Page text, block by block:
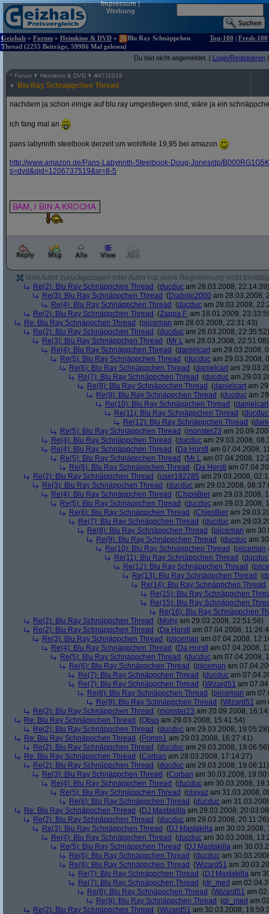
Impressum|
Werbung
Geizhals » Forum » Heimkino & DVD »
Blu Ray Schnäppchen
Thread (2255 Beiträge, 59986 Mal gelesen)
Top-100 | Fresh-100
Du bist nicht angemeldet. [ Login/Registrieren ]
^ Forum Heimkino & DVD #4711019
Blu Ray Schnäppchen Thread
nachdem ja schon einige auf blu ray umgestiegen sind, wäre ja ein
ich fang mal an
pans labyrinth steelbook derzeit um wohlfeile 19,95 bei amazon
http://www.amazon.de/Pans-Labyrinth-Steelbook-Doug-Jones/dp/
s=dvd&qid=1206737519&sr=8-5
Vom Autor zurückgezogen oder Autor hat seine Registrierung nicht
Re(2): Blu Ray Schnäppchen Thread (ducduc am 28.03.2008, 22:14:39)
Re(3): Blu Ray Schnäppchen Thread (Diabolo2000 am 28.03.2008,
Re(4): Blu Ray Schnäppchen Thread (ducduc am 28.03.2008,
Re(2): Blu Ray Schnäppchen Thread (Zappa F. am 18.01.2009,
Re: Blu Ray Schnäppchen Thread (piiceman am 28.03.2008, 22:31:43)
Re(2): Blu Ray Schnäppchen Thread (ducduc am 28.03.2008, 22:35:52)
Re(3): Blu Ray Schnäppchen Thread (Mr L am 28.03.2008, 22:51:08)
Re(4): Blu Ray Schnäppchen Thread (danielcart am 29.03.2008,
Re(5): Blu Ray Schnäppchen Thread (ducduc am 29.03.2008,
Re(6): Blu Ray Schnäppchen Thread (danielcart am
Re(7): Blu Ray Schnäppchen Thread (ducduc am
Re(8): Blu Ray Schnäppchen Thread (danielcart am
Re(9): Blu Ray Schnäppchen Thread (ducduc am
Re(10): Blu Ray Schnäppchen Thread (danielcart
Re(11): Blu Ray Schnäppchen Thread (ducduc
Re(12): Blu Ray Schnäppchen Thread (
Re(5): Blu Ray Schnäppchen Thread (monster23 am
Re(4): Blu Ray Schnäppchen Thread (ducduc am 29.03.2008,
Re(4): Blu Ray Schnäppchen Thread (Da Horstl am 07.04.2008,
Re(5): Blu Ray Schnäppchen Thread (Mr L am 07.04.2008,
Re(6): Blu Ray Schnäppchen Thread (Da Horstl am
Re(2): Blu Ray Schnäppchen Thread (user182285 am 29.03.2008,
Re(3): Blu Ray Schnäppchen Thread (ducduc am 29.03.2008,
Re(4): Blu Ray Schnäppchen Thread (ChipsBier am 29.03.2008,
Re(5): Blu Ray Schnäppchen Thread (ducduc am 29.03.2008,
Re(6): Blu Ray Schnäppchen Thread (ChipsBier am
Re(7): Blu Ray Schnäppchen Thread (ducduc am
Re(8): Blu Ray Schnäppchen Thread (piiceman am
Re(9): Blu Ray Schnäppchen Thread (ducduc am
Re(10): Blu Ray Schnäppchen Thread (piiceman
Re(11): Blu Ray Schnäppchen Thread (ducduc
Re(12): Blu Ray Schnäppchen Thread (
Re(13): Blu Ray Schnäppchen Thread (
Re(14): Blu Ray Schnäppchen Thread
Re(15): Blu Ray Schnäppchen
Re(15): Blu Ray Schnäppchen
Re(16): Blu Ray Schnäppchen
Re(2): Blu Ray Schnäppchen Thread (Mohy am 29.03.2008, 22:51:56)
Re(2): Blu Ray Schnäppchen Thread (Da Horstl am 07.04.2008,
Re(3): Blu Ray Schnäppchen Thread (piiceman am 07.04.2008,
Re(4): Blu Ray Schnäppchen Thread (Da Horstl am 07.04.2008,
Re(5): Blu Ray Schnäppchen Thread (ducduc am 07.04.2008,
Re(6): Blu Ray Schnäppchen Thread (piiceman am
Re(7): Blu Ray Schnäppchen Thread (ducduc am
Re(7): Blu Ray Schnäppchen Thread (Wizard51 am
Re(8): Blu Ray Schnäppchen Thread (piiceman am
Re(9): Blu Ray Schnäppchen Thread (Wizard51 am
Re(2): Blu Ray Schnäppchen Thread (monster23 am 20.09.2008,
Re: Blu Ray Schnäppchen Thread (Qbus am 29.03.2008, 15:41:54)
Re(2): Blu Ray Schnäppchen Thread (ducduc am 29.03.2008, 19:05:28)
Re: Blu Ray Schnäppchen Thread (Pomm1 am 29.03.2008, 16:27:41)
Re(2): Blu Ray Schnäppchen Thread (ducduc am 29.03.2008, 19:06:56)
Re: Blu Ray Schnäppchen Thread (Corban am 29.03.2008, 17:14:27)
Re(2): Blu Ray Schnäppchen Thread (ducduc am 29.03.2008, 19:06:11)
Re(3): Blu Ray Schnäppchen Thread (Corban am 30.03.2008,
Re(4): Blu Ray Schnäppchen Thread (ducduc am 30.03.2008,
Re(5): Blu Ray Schnäppchen Thread (playaz am 31.03.2008,
Re(6): Blu Ray Schnäppchen Thread (ducduc am
Re: Blu Ray Schnäppchen Thread (DJ Mastakilla am 29.03.2008,
Re(2): Blu Ray Schnäppchen Thread (ducduc am 29.03.2008, 20:11:26)
Re(3): Blu Ray Schnäppchen Thread (DJ Mastakilla am 30.03.2008,
Re(4): Blu Ray Schnäppchen Thread (ducduc am 30.03.2008,
Re(5): Blu Ray Schnäppchen Thread (DJ Mastakilla am
Re(6): Blu Ray Schnäppchen Thread (ducduc am
Re(6): Blu Ray Schnäppchen Thread (Wizard51 am
Re(7): Blu Ray Schnäppchen Thread (DJ Mastakilla am
Re(7): Blu Ray Schnäppchen Thread (dr_med am
Re(8): Blu Ray Schnäppchen Thread (Wizard51 am
Re(9): Blu Ray Schnäppchen Thread (dr_med am
Re(2): Blu Ray Schnäppchen Thread (Wizard51 am 30.03.2008,